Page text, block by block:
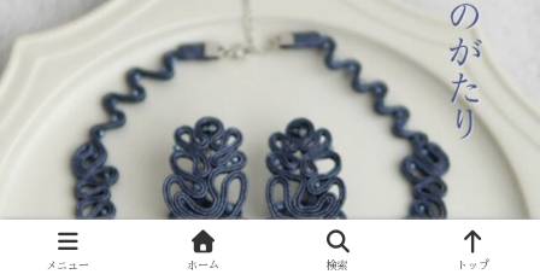
メニュー ホーム 検索 トップ